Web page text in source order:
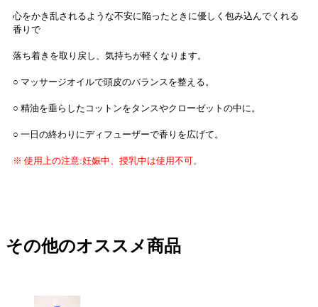
心をかき乱されるような不安に陥ったときに優しく包み込んでくれる
香りで
落ち着きを取り戻し、気持ちが軽くなります。
○ マッサージオイルで頭皮のバランスを整える。
○ 精油を垂らしたコットンをタンスやクローゼットの中に。
○ 一日の終わりにディフューザーで香りを広げて。
※ 使用上の注意:妊娠中、授乳中は使用不可。
その他のオススメ商品